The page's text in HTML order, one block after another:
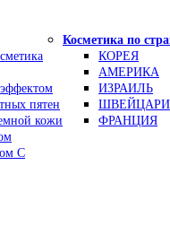
пятен
кожи
С
Косметика по
КОРЕЯ
АМЕРИКА
ИЗРАИЛЬ
ФРАНЦИЯ